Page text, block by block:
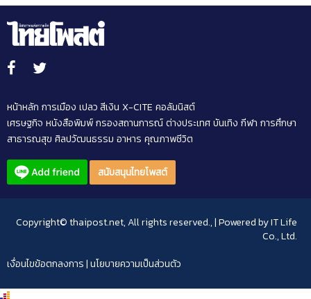
หน้าหลัก การเมือง เปลว สีเงิน X-CITE คอลัมนิสต์
เศรษฐกิจ หนังสือพิมพ์กรองสถานการณ์ต่างประเทศบันเทิง กีฬา การศึกษา
สาธารณสุข ศิลปวัฒนธรรม อาหาร คุณภาพชีวิต
สนับสนุนไทยโพสต์
Copyright© thaipost.net, All rights reserved., | Powered byIT Life
Co., Ltd.
เงื่อนไขข้อตกลงการ|นโยบายความเป็นส่วนตัว